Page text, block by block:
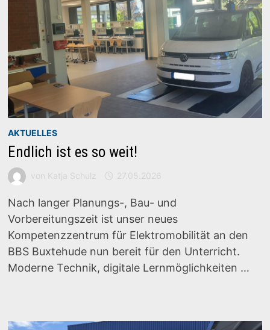
AKTUELLES
Endlich ist es so weit!
von Katja Schulz 27.05.2026
Nach langer Planungs-, Bau- und
Vorbereitungszeit ist unser neues
Kompetenzzentrum für Elektromobilität an den
BBS Buxtehude nun bereit für den Unterricht.
Moderne Technik, digitale Lernmöglichkeiten …